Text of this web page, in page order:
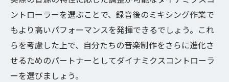
ダイナミクスコントローラーのセッティン
グガイド
身近な機材でできるダイナミクスコントロ
ール
ントローラーを選ぶことで、録音後のミキシング作業で
もより高いパフォーマンスを発揮できるでしょう。これ
らを考慮した上で、自分たちの音楽制作をさらに進化さ
せるためのパートナーとしてダイナミクスコントローラ
ーを選びましょう。